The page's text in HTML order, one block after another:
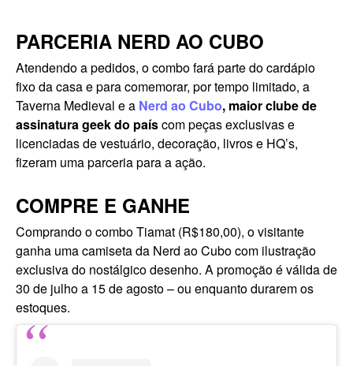
PARCERIA NERD AO CUBO
Atendendo a pedidos, o combo fará parte do cardápio
fixo da casa e para comemorar, por tempo limitado, a
Taverna Medieval e a Nerd ao Cubo, maior clube de
assinatura geek do paíscom peças exclusivas e
licenciadas de vestuário, decoração, livros e HQ’s,
fizeram uma parceria para a ação.
COMPRE E GANHE
Comprando o combo Tiamat (R$180,00), o visitante
ganha uma camiseta da Nerd ao Cubo com ilustração
exclusiva do nostálgico desenho. A promoção é válida de
30 de julho a 15 de agosto – ou enquanto durarem os
estoques.